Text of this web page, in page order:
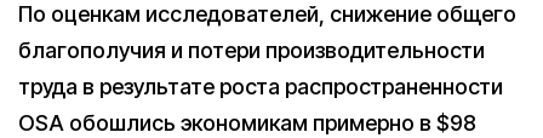
По оценкам исследователей, снижение общего
благополучия и потери производительности
труда в результате роста распространенности
OSA обошлись экономикам примерно в $98